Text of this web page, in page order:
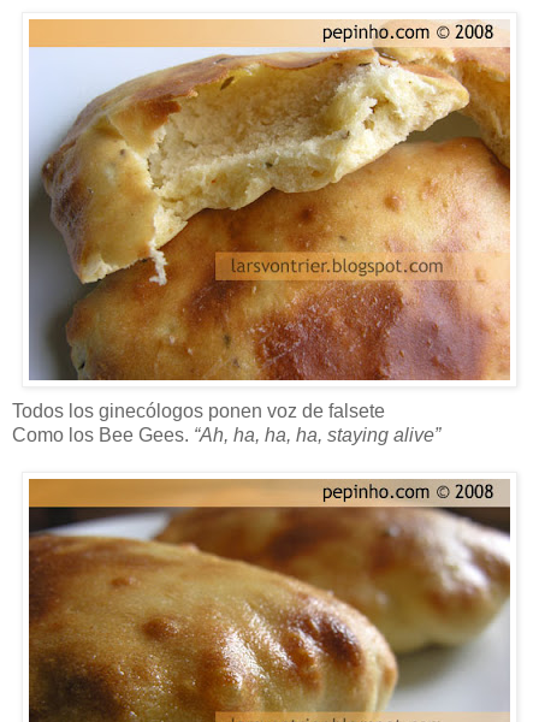
Todos los ginecólogos ponen voz de falsete
Como los Bee Gees. “Ah, ha, ha, ha, staying alive”